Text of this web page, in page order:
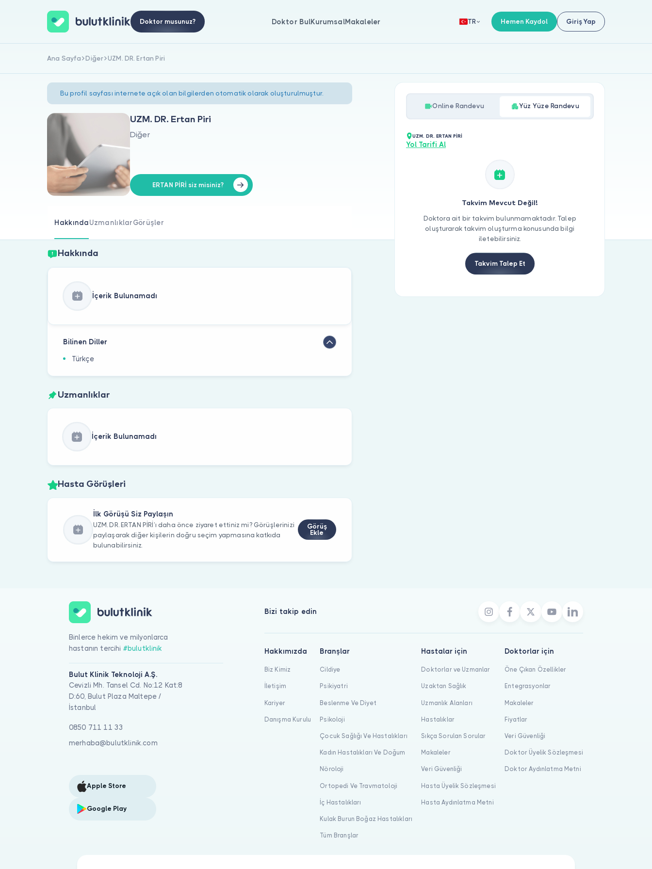
Doktor musunuz? Doktor BulKurumsalMakaleler TR Hemen Kaydol Giriş Yap
Ana Sayfa Diğer UZM. DR. Ertan Piri
Bu profil sayfası internete açık olan bilgilerden otomatik olarak oluşturulmuştur.
UZM. DR. Ertan Piri
Diğer
ERTAN PİRİ siz misiniz?
HakkındaUzmanlıklarGörüşler
Hakkında
İçerik Bulunamadı
Bilinen Diller
Türkçe
Uzmanlıklar
İçerik Bulunamadı
Hasta Görüşleri
İlk Görüşü Siz Paylaşın
UZM. DR. ERTAN PİRİ’ı daha önce ziyaret ettiniz mi? Görüşlerinizi
paylaşarak diğer kişilerin doğru seçim yapmasına katkıda
bulunabilirsiniz.
Görüş
Ekle
Online Randevu Yüz Yüze Randevu
UZM. DR. ERTAN PİRİ
Yol Tarifi Al
Takvim Mevcut Değil!
Doktora ait bir takvim bulunmamaktadır. Talep
oluşturarak takvim oluşturma konusunda bilgi
iletebilirsiniz.
Takvim Talep Et
Binlerce hekim ve milyonlarca
hastanın tercihi #bulutklinik
Bulut Klinik Teknoloji A.Ş.
Cevizli Mh. Tansel Cd. No:12 Kat:8
D:60, Bulut Plaza Maltepe /
İstanbul
0850 711 11 33
merhaba@bulutklinik.com
Apple Store
Google Play
Bizi takip edin
Hakkımızda
Biz Kimiz
İletişim
Kariyer
Danışma Kurulu
Branşlar
Cildiye
Psikiyatri
Beslenme Ve Diyet
Psikoloji
Çocuk Sağlığı Ve Hastalıkları
Kadın Hastalıkları Ve Doğum
Nöroloji
Ortopedi Ve Travmatoloji
İç Hastalıkları
Kulak Burun Boğaz Hastalıkları
Tüm Branşlar
Hastalar için
Doktorlar ve Uzmanlar
Uzaktan Sağlık
Uzmanlık Alanları
Hastalıklar
Sıkça Sorulan Sorular
Makaleler
Veri Güvenliği
Hasta Üyelik Sözleşmesi
Hasta Aydınlatma Metni
Doktorlar için
Öne Çıkan Özellikler
Entegrasyonlar
Makaleler
Fiyatlar
Veri Güvenliği
Doktor Üyelik Sözleşmesi
Doktor Aydınlatma Metni